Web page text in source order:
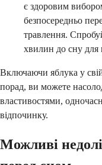
є здоровим
безпосередньо
травлення.
хвилин до сну для
Включаючи яблука у
порад, ви можете
властивостями,
відпочинку.
Можливі